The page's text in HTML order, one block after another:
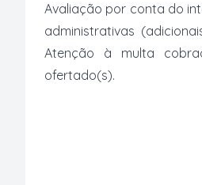
Avaliação por conta do
administrativas
Atenção à multa
ofertado(s).